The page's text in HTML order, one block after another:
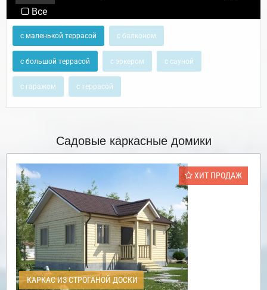
Все
с маленькой террасой с балконом
с большой террасой с эркером с сауной
с гаражом с террасой
Садовые каркасные домики
ХИТ ПРОДАЖ
КАРКАС ИЗ СТРОГАНОЙ ДОСКИ